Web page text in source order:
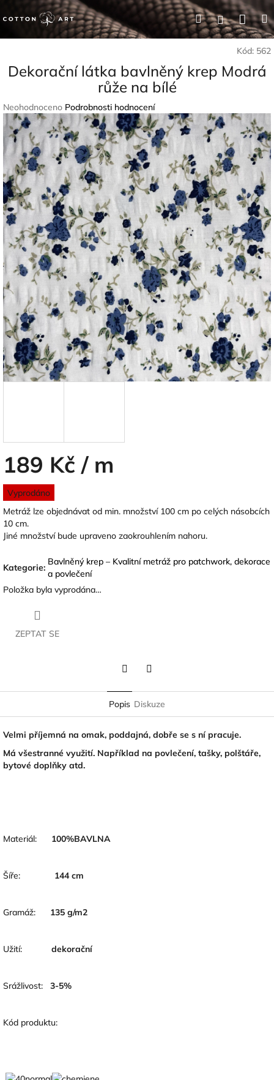
na
HledatPřihlášení
Kód: 562
Dekorační látka bavlněný krep Modrá
růže na bílé
Průměrné
hodnocení
produktu
je
0,0
z
5
hvězdiček.
Neohodnoceno Podrobnosti hodnocení
189 Kč / m
Měrná
cena:
Vyprodáno
Metráž lze objednávat od min. množství 100 cm po celých násobcích
10 cm.
Jiné množství bude upraveno zaokrouhlením nahoru.
Kategorie:
Bavlněný krep – Kvalitní metráž pro patchwork, dekorace
a povlečení
Položka byla vyprodána…
ZEPTAT SE
Popis Diskuze
Velmi příjemná na omak, poddajná, dobře se s ní pracuje.
Má všestranné využití. Například na povlečení, tašky, polštáře,
bytové doplňky atd.
Materiál: 100%BAVLNA
Šíře: 144cm
Gramáž: 135 g/m2
Užití: dekorační
Srážlivost: 3-5%
Kód produktu: